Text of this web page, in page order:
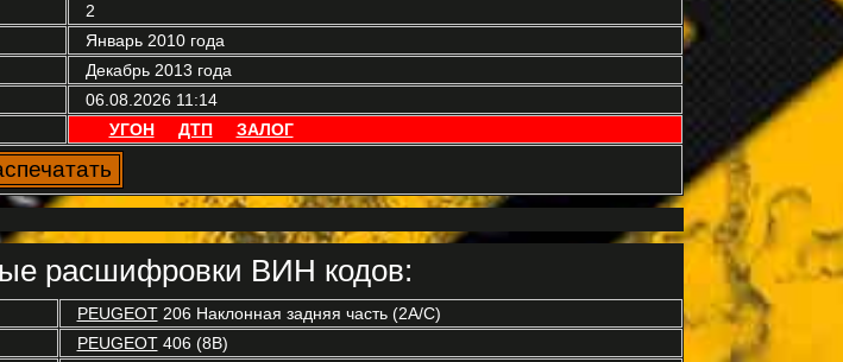
2
Январь 2010 года
Декабрь 2013 года
06.08.2026 11:14
УГОН ДТП ЗАЛОГ
расшифровки ВИН кодов:
PEUGEOT206 Наклонная задняя часть (2A/C)
PEUGEOT406 (8B)